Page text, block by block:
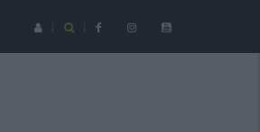
Italia: Spezia-Torres posticipata a domenica 16